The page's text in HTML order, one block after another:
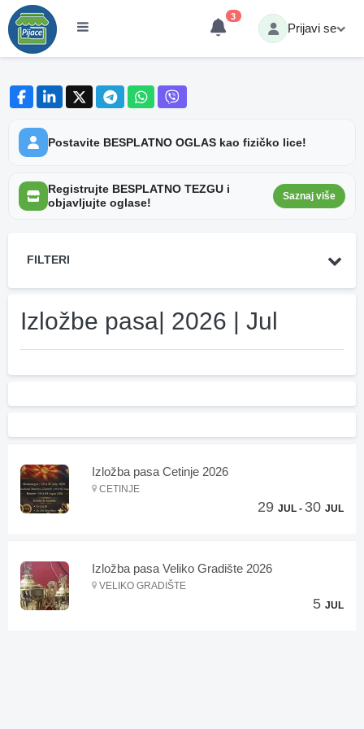
3
Prijavi se
Postavite BESPLATNO OGLAS kao fizičko lice!
Registrujte BESPLATNO TEZGU i
objavljujte oglase!
Saznaj više
FILTERI
Izložbe pasa| 2026 | Jul
Izložba pasa Cetinje 2026
CETINJE
29 JUL - 30 JUL
Izložba pasa Veliko Gradište 2026
VELIKO GRADIŠTE
5 JUL